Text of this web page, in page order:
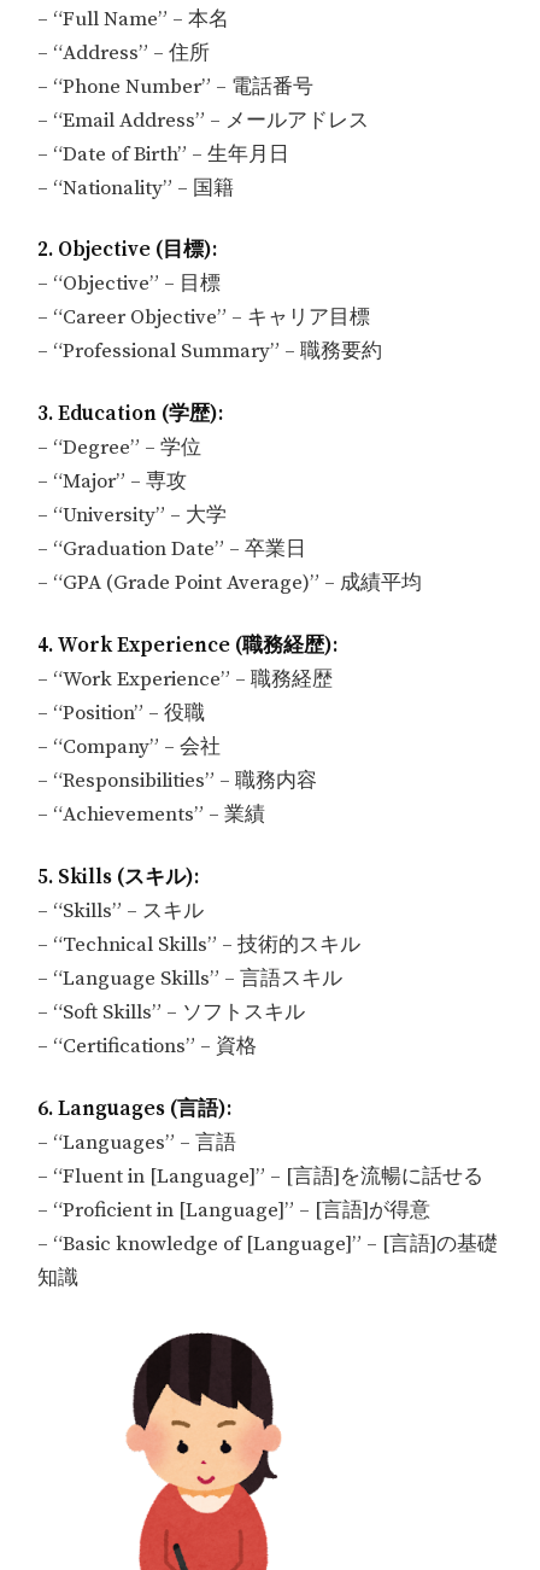
– “Full Name” – 本名
– “Address” – 住所
– “Phone Number” – 電話番号
– “Email Address” – メールアドレス
– “Date of Birth” – 生年月日
– “Nationality” – 国籍
2. Objective (目標):
– “Objective” – 目標
– “Career Objective” – キャリア目標
– “Professional Summary” – 職務要約
3. Education (学歴):
– “Degree” – 学位
– “Major” – 専攻
– “University” – 大学
– “Graduation Date” – 卒業日
– “GPA (Grade Point Average)” – 成績平均
4. Work Experience (職務経歴):
– “Work Experience” – 職務経歴
– “Position” – 役職
– “Company” – 会社
– “Responsibilities” – 職務内容
– “Achievements” – 業績
5. Skills (スキル):
– “Skills” – スキル
– “Technical Skills” – 技術的スキル
– “Language Skills” – 言語スキル
– “Soft Skills” – ソフトスキル
– “Certifications” – 資格
6. Languages (言語):
– “Languages” – 言語
– “Fluent in [Language]” – [言語]を流暢に話せる
– “Proficient in [Language]” – [言語]が得意
– “Basic knowledge of [Language]” – [言語]の基礎
知識